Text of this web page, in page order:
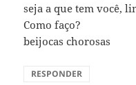
seja a que tem você,
Como faço?
beijocas chorosas
RESPONDER